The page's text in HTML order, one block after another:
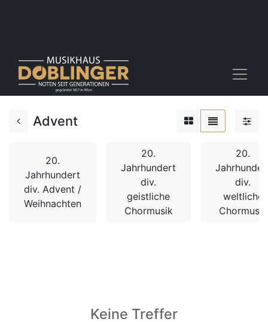
Advent
20.
Jahrhundert
div. Advent /
Weihnachten
20.
Jahrhundert
div.
geistliche
Chormusik
20.
div.
weltliche
Chormusik
Keine Treffer